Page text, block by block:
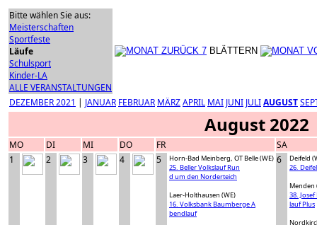
Bitte wählen Sie aus:
Meisterschaften
Sportfeste
Läufe
Schulsport
Kinder-LA
ALLE VERANSTALTUNGEN
BLÄTTERN
DEZEMBER 2021 | JANUAR FEBRUAR MÄRZAPRIL MAI JUNI JULIAUGUST
August 2022
MO DI MI DO FR
SA
1
2 3 4 5
Horn-Bad Meinberg, OT Belle (WE)
25. Beller Volkslauf Run
d um den Norderteich
Laer-Holthausen (WE)
16. Volksbank Baumberge A
bendlauf
6
Deifeld
26.
Menden
38.
lauf Plus